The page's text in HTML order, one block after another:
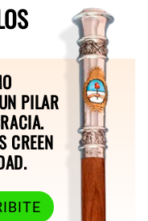
PILAR
CREEN